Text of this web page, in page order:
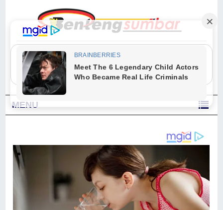
"Sesungguhnya Allah dan para malaikat-Nya berselawat untuk Nabi.
Wahai orang-orang yang beriman, berselawatlah kamu untuk Nabi dan
ucapkanlah salam dengan penuh penghormatan kepadanya." (Qs. Al
Ahzab Ayat 56)
MENU